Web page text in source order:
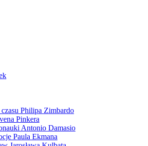
Philipa Zimbardo
Pinkera
Antonio Damasio
Paula Ekmana